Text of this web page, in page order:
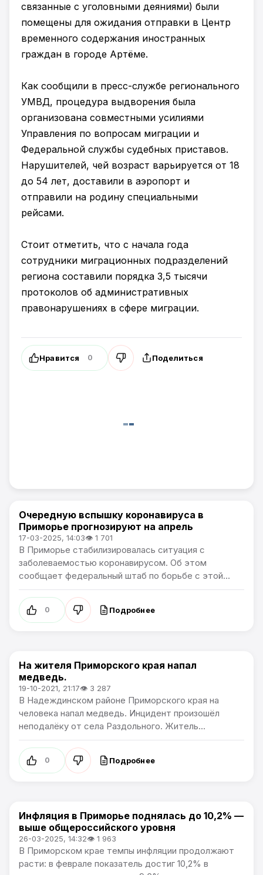
связанные с уголовными деяниями) были
помещены для ожидания отправки в Центр
временного содержания иностранных
граждан в городе Артёме.
Как сообщили в пресс-службе регионального
УМВД, процедура выдворения была
организована совместными усилиями
Управления по вопросам миграции и
Федеральной службы судебных приставов.
Нарушителей, чей возраст варьируется от 18
до 54 лет, доставили в аэропорт и
отправили на родину специальными
рейсами.
Стоит отметить, что с начала года
сотрудники миграционных подразделений
региона составили порядка 3,5 тысячи
протоколов об административных
правонарушениях в сфере миграции.
Нравится 0 Поделиться
Новости Приморского края
Очередную вспышку коронавируса в
Приморье прогнозируют на апрель
17-03-2025, 14:03👁 1 701
В Приморье стабилизировалась ситуация с
заболеваемостью коронавирусом. Об этом
сообщает федеральный штаб по борьбе с этой...
0 Подробнее
Новости Приморского края
На жителя Приморского края напал
медведь.
19-10-2021, 21:17👁 3 287
В Надеждинском районе Приморского края на
человека напал медведь. Инцидент произошёл
неподалёку от села Раздольного. Житель...
0 Подробнее
Новости Приморского края
Инфляция в Приморье поднялась до 10,2% —
выше общероссийского уровня
26-03-2025, 14:32👁 1 963
В Приморском крае темпы инфляции продолжают
расти: в феврале показатель достиг 10,2% в